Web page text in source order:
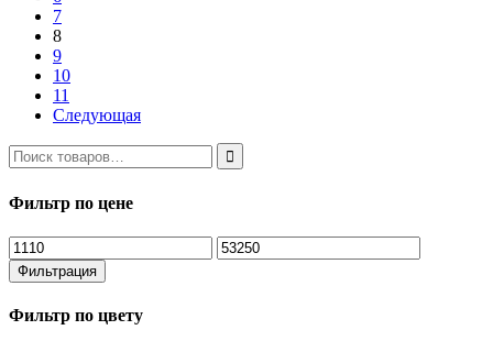
7
8
9
10
11
Следующая
Фильтр по цене
Минимальная
цена
Максимальная
цена
Фильтрация
Фильтр по цвету